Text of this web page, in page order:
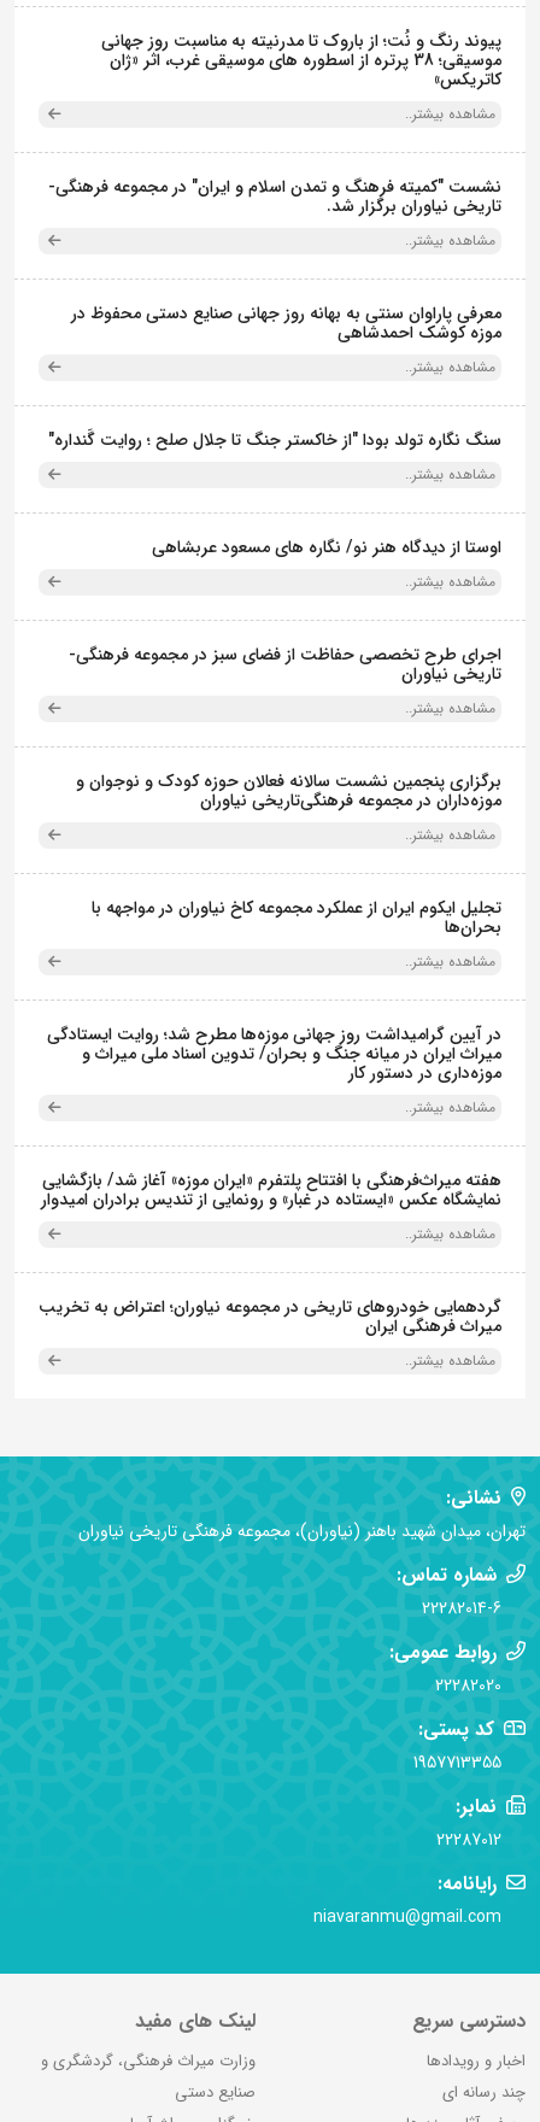
پیوند رنگ و نُت؛ از باروک تا مدرنیته به مناسبت روز جهانی
موسیقی؛ 38 پرتره از اسطوره های موسیقی غرب، اثر «ژان
کاتریکس»
مشاهده بیشتر..
نشست "کمیته فرهنگ و تمدن اسلام و ایران" در مجموعه فرهنگی‌-
تاریخی نیاوران برگزار شد.
مشاهده بیشتر..
معرفی پاراوان سنتی به بهانه روز جهانی صنایع دستی محفوظ در
موزه کوشک احمدشاهی
مشاهده بیشتر..
سنگ نگاره تولد بودا "از خاکستر جنگ تا جلال صلح ؛ روایت گَنداره"
مشاهده بیشتر..
اوستا از دیدگاه هنر نو/ نگاره های مسعود عربشاهی
مشاهده بیشتر..
اجرای طرح تخصصی حفاظت از فضای سبز در مجموعه فرهنگی-
تاریخی نیاوران
مشاهده بیشتر..
برگزاری پنجمین نشست سالانه فعالان حوزه کودک و نوجوان و
موزه‌داران در مجموعه فرهنگی‌تاریخی نیاوران
مشاهده بیشتر..
تجلیل ایکوم ایران از عملکرد مجموعه کاخ نیاوران در مواجهه با
بحران‌ها
مشاهده بیشتر..
در آیین گرامیداشت روز جهانی موزه‌ها مطرح شد؛ روایت ایستادگی
میراث ایران در میانه جنگ و بحران/ تدوین اسناد ملی میراث و
موزه‌داری در دستور کار
مشاهده بیشتر..
هفته میراث‌فرهنگی با افتتاح پلتفرم «ایران موزه» آغاز شد/ بازگشایی
نمایشگاه عکس «ایستاده در غبار» و رونمایی از تندیس برادران امیدوار
مشاهده بیشتر..
گردهمایی خودروهای تاریخی در مجموعه نیاوران؛ اعتراض به تخریب
میراث فرهنگی ایران
مشاهده بیشتر..
نشانی:
تهران، میدان شهید باهنر (نیاوران)، مجموعه فرهنگی تاریخی نیاوران
شماره تماس:
22282014-6
روابط عمومی:
22282020
کد پستی:
1957713355
نمابر:
22287012
رایانامه:
niavaranmu@gmail.com
دسترسی سریع
اخبار و رویدادها
چند رسانه ای
لینک های مفید
وزارت میراث فرهنگی، گردشگری و
صنایع دستی